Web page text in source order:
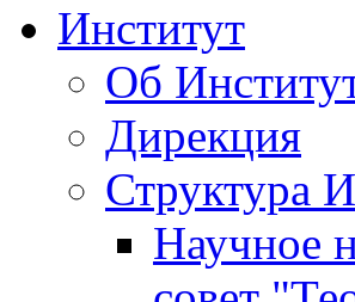
Институт
Об
Дирекция
Структура
Научное